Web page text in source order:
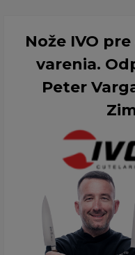
Nože IVO
varenia.
Peter